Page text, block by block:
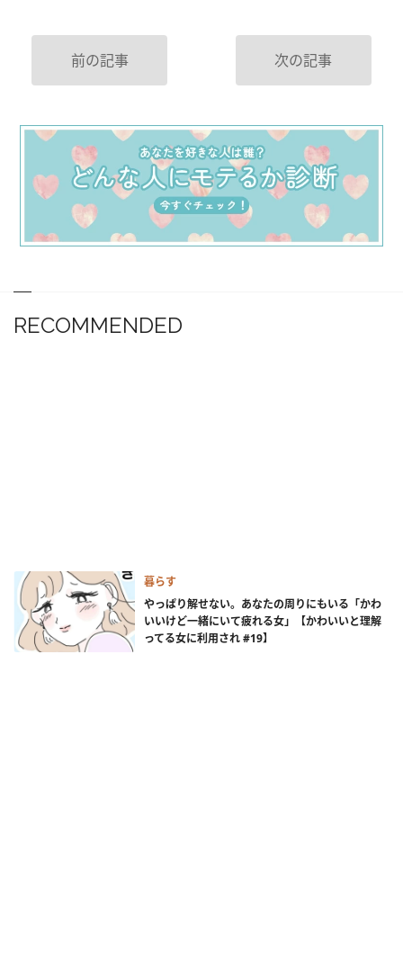
前の記事 次の記事
RECOMMENDED
暮らす
やっぱり解せない。あなたの周りにもいる「かわ
いいけど一緒にいて疲れる女」【かわいいと理解
ってる女に利用され #19】